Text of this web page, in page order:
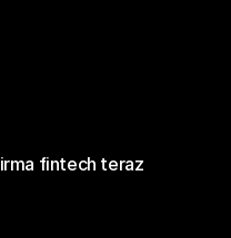
fintech teraz